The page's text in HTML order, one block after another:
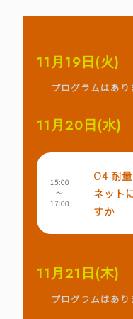
11月19日(火)
プログラムはあり
11月20日(水)
15:00
～
17:00
O4 耐
ネット
すか
11月21日(木)
プログラムはあり